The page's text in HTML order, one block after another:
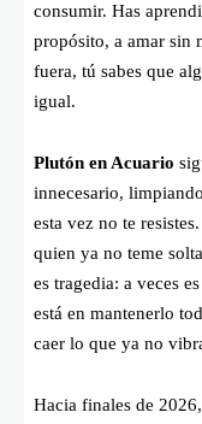
consumir. Has
propósito, a amar sin
fuera, tú sabes que
igual.
Plutón en Acuario
innecesario,
esta vez no te
quien ya no teme
es tragedia: a veces
está en mantenerlo
caer lo que ya no
Hacia finales de